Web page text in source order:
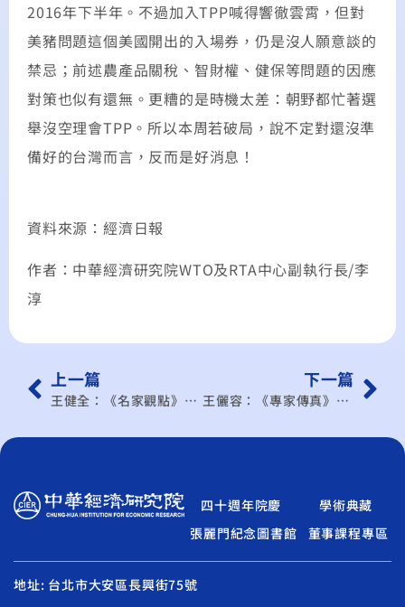
2016年下半年。不過加入TPP喊得響徹雲霄，但對
美豬問題這個美國開出的入場券，仍是沒人願意談的
禁忌；前述農產品關稅、智財權、健保等問題的因應
對策也似有還無。更糟的是時機太差：朝野都忙著選
舉沒空理會TPP。所以本周若破局，說不定對還沒準
備好的台灣而言，反而是好消息！
資料來源：經濟日報
作者：中華經濟研究院WTO及RTA中心副執行長/李
淳
上一篇
王健全：《名家觀點》助台商投資新興產業
下一篇
王儷容：《專家傳真》人民幣重貶危及大陸內需與金融穩定
四十週年院慶
學術典藏
張麗門紀念圖書館
董事課程專區
地址: 台北市大安區長興街75號